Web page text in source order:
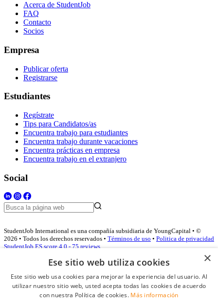
Acerca de StudentJob
FAQ
Contacto
Socios
Empresa
Publicar oferta
Registrarse
Estudiantes
Regístrate
Tips para Candidatos/as
Encuentra trabajo para estudiantes
Encuentra trabajo durante vacaciones
Encuentra prácticas en empresa
Encuentra trabajo en el extranjero
Social
StudentJob International es una compañía subsidiaria de YoungCapital • ©
2026 • Todos los derechos reservados • Términos de uso • Politica de privacidad
StudentJob ES score 4.0 - 75 reviews
Acceso empresas
×
Ese sitio web utiliza cookies
Este sitio web usa cookies para mejorar la experiencia del usuario. Al
utilizar nuestro sitio web, usted acepta todas las cookies de acuerdo
con nuestra Política de cookies. Más información